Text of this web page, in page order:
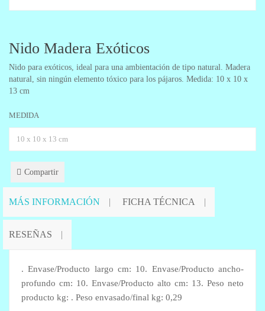
Nido Madera Exóticos
Nido para exóticos, ideal para una ambientación de tipo natural. Madera
natural, sin ningún elemento tóxico para los pájaros. Medida: 10 x 10 x
13 cm
MEDIDA
Compartir
MÁS INFORMACIÓN FICHA TÉCNICA
RESEÑAS
. Envase/Producto largo cm: 10. Envase/Producto ancho-
profundo cm: 10. Envase/Producto alto cm: 13. Peso neto
producto kg: . Peso envasado/final kg: 0,29